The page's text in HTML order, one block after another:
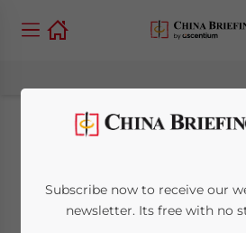
gut
Subscribe now to receive our
newsletter. Its free with no